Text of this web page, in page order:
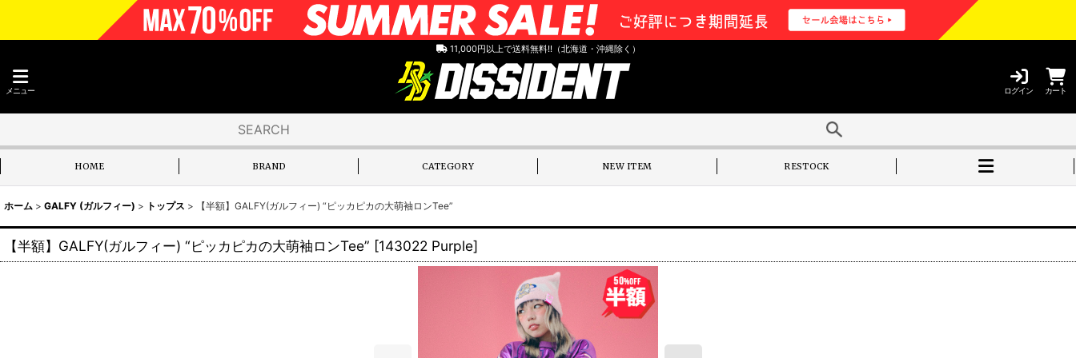
11,000円以上で送料無料!!（北海道・沖縄除く）
メニュー ログイン カート
HOME BRAND CATEGORY NEW ITEM RESTOCK
ホーム > GALFY (ガルフィー) > トップス > 【半額】GALFY(ガルフィー) “ピッカピカの大萌袖ロンTee”
【半額】GALFY(ガルフィー) “ピッカピカの大萌袖ロンTee” [143022 Purple]